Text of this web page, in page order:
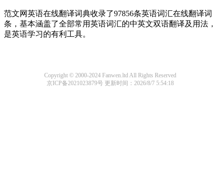
范文网英语在线翻译词典收录了97856条英语词汇在线翻译词
条，基本涵盖了全部常用英语词汇的中英文双语翻译及用法，
是英语学习的有利工具。
Copyright © 2000-2024 Fanwen.ltd All Rights Reserved
京ICP备2021023879号更新时间：2026/8/7 5:54:18